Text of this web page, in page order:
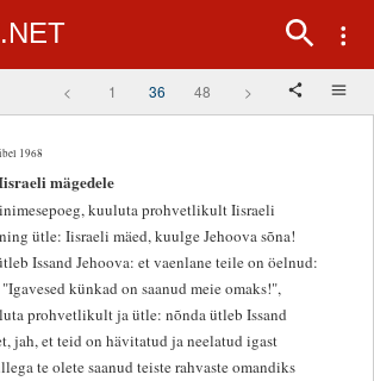
< 1 36 48 >
1968
mägedele
kuuluta prohvetlikult Iisraeli
ütle: Iisraeli mäed, kuulge Jehoova sõna!
Issand Jehoova: et vaenlane teile on öelnud:
künkad on saanud meie omaks!",
prohvetlikult ja ütle: nõnda ütleb Issand
jah, et teid on hävitatud ja neelatud igast
te olete saanud teiste rahvaste omandiks